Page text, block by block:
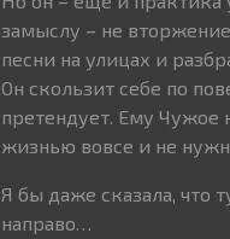
замыслу – не
песни на улицах и
Он скользит себе по
претендует. Ему Чужое
жизнью вовсе и не
Я бы даже сказала, что
направо…